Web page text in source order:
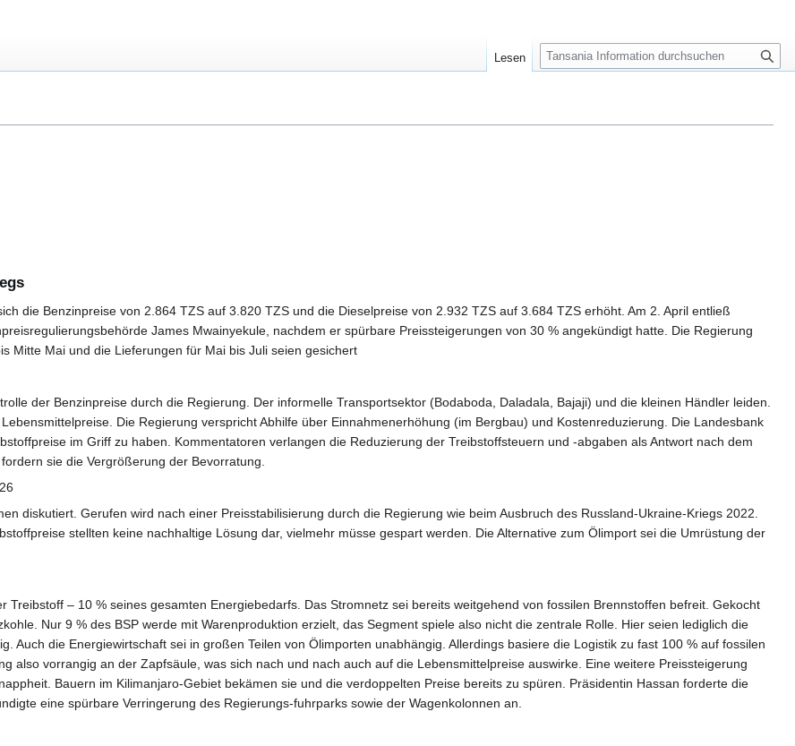
die Benzinpreise von 2.864 TZS auf 3.820 TZS und die Dieselpreise von 2.932 TZS auf 3.684 TZS erhöht. Am 2. April entließ
James Mwainyekule, nachdem er spürbare Preissteigerungen von 30 % angekündigt hatte. Die Regierung
Mitte Mai und die Lieferungen für Mai bis Juli seien gesichert
der Benzinpreise durch die Regierung. Der informelle Transportsektor (Bodaboda, Daladala, Bajaji) und die kleinen Händler leiden.
Die Regierung verspricht Abhilfe über Einnahmenerhöhung (im Bergbau) und Kostenreduzierung. Die Landesbank
im Griff zu haben. Kommentatoren verlangen die Reduzierung der Treibstoffsteuern und -abgaben als Antwort nach dem
sie die Vergrößerung der Bevorratung.
diskutiert. Gerufen wird nach einer Preisstabilisierung durch die Regierung wie beim Ausbruch des Russland-Ukraine-Kriegs 2022.
stellten keine nachhaltige Lösung dar, vielmehr müsse gespart werden. Die Alternative zum Ölimport sei die Umrüstung der
Treibstoff – 10 % seines gesamten Energiebedarfs. Das Stromnetz sei bereits weitgehend von fossilen Brennstoffen befreit. Gekocht
Nur 9 % des BSP werde mit Warenproduktion erzielt, das Segment spiele also nicht die zentrale Rolle. Hier seien lediglich die
Auch die Energiewirtschaft sei in großen Teilen von Ölimporten unabhängig. Allerdings basiere die Logistik zu fast 100 % auf fossilen
also vorrangig an der Zapfsäule, was sich nach und nach auch auf die Lebensmittelpreise auswirke. Eine weitere Preissteigerung
Bauern im Kilimanjaro-Gebiet bekämen sie und die verdoppelten Preise bereits zu spüren. Präsidentin Hassan forderte die
eine spürbare Verringerung des Regierungs-fuhrparks sowie der Wagenkolonnen an.
Lesen
S
u
e